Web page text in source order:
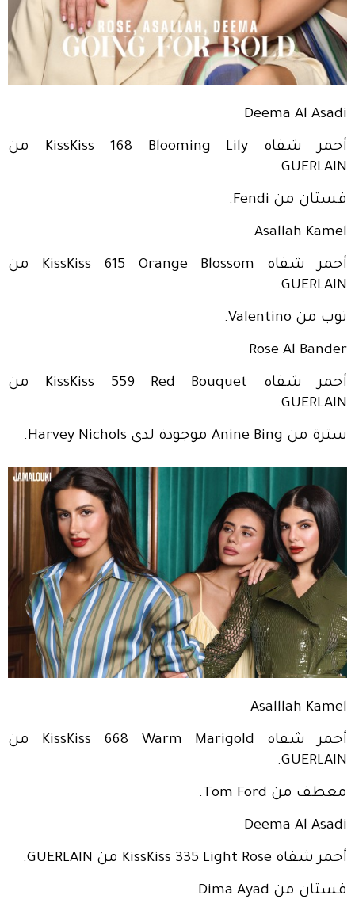
Deema Al Asadi
أحمر شفاه KissKiss 168 Blooming Lily من
GUERLAIN.
فستان من Fendi.
Asallah Kamel
أحمر شفاه KissKiss 615 Orange Blossom من
GUERLAIN.
توب من Valentino.
Rose Al Bander
أحمر شفاه KissKiss 559 Red Bouquet من
GUERLAIN.
سترة من Anine Bing موجودة لدى Harvey Nichols.
Asalllah Kamel
أحمر شفاه KissKiss 668 Warm Marigold من
GUERLAIN.
معطف من Tom Ford.
Deema Al Asadi
أحمر شفاه KissKiss 335 Light Rose من GUERLAIN.
فستان من Dima Ayad.